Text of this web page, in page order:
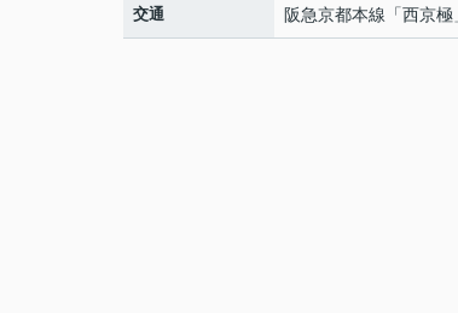
交通 阪急京都本線 「西京極